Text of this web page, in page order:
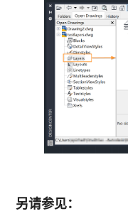
另请参见：